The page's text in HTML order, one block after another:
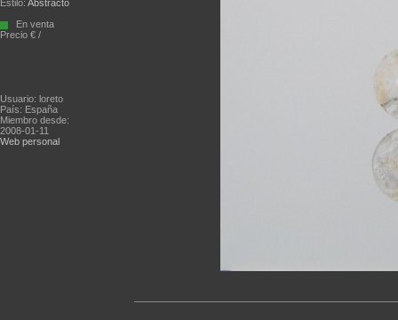
Estilo: Abstracto
En venta
Precio € /
Usuario: loreto
País: España
Miembro desde:
2008-01-11
Web personal